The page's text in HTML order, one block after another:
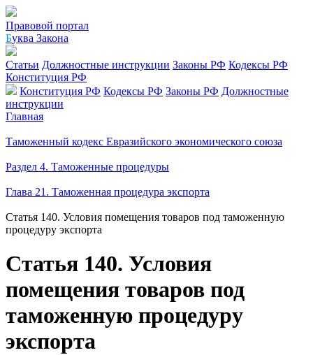
Правовой портал
Буква Закона
Статьи Должностные инструкции Законы РФ Кодексы РФ
Конституция РФ
Конституция РФ Кодексы РФ Законы РФ Должностные
инструкции
Главная
Таможенный кодекс Евразийского экономического союза
Раздел 4. Таможенные процедуры
Глава 21. Таможенная процедура экспорта
Статья 140. Условия помещения товаров под таможенную
процедуру экспорта
Статья 140. Условия
помещения товаров под
таможенную процедуру
экспорта